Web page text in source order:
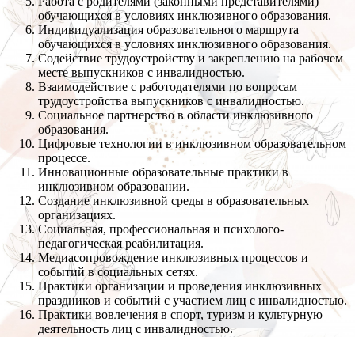
обучающихся в условиях инклюзивного образования.
Индивидуализация образовательного маршрута
обучающихся в условиях инклюзивного образования.
Содействие трудоустройству и закреплению на рабочем
месте выпускников с инвалидностью.
Взаимодействие с работодателями по вопросам
трудоустройства выпускников с инвалидностью.
Социальное партнерство в области инклюзивного
образования.
Цифровые технологии в инклюзивном образовательном
процессе.
Инновационные образовательные практики в
инклюзивном образовании.
Создание инклюзивной среды в образовательных
организациях.
Социальная, профессиональная и психолого-
педагогическая реабилитация.
Медиасопровождение инклюзивных процессов и
событий в социальных сетях.
Практики организации и проведения инклюзивных
праздников и событий c участием лиц с инвалидностью.
Практики вовлечения в спорт, туризм и культурную
деятельность лиц с инвалидностью.